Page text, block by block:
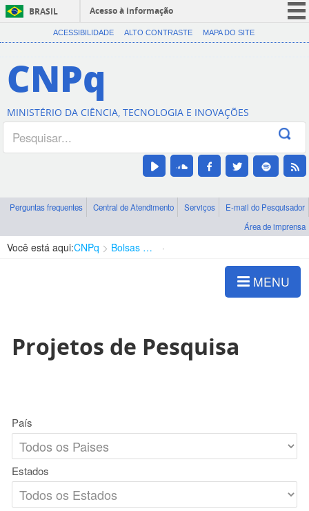
BRASIL
Acesso à informação
CORONAVÍRUS (COVID-19)
Canais
ACESSIBILIDADE ALTO CONTRASTE MAPA DO SITE
CNPq
MINISTÉRIO DA CIÊNCIA, TECNOLOGIA E INOVAÇÕES
Perguntas frequentes Central de Atendimento Serviços
E-mail do Pesquisador
Área de imprensa
Você está aqui:CNPq Bolsas e Auxílios Vigentes
MENU
Projetos de Pesquisa
País
Estados